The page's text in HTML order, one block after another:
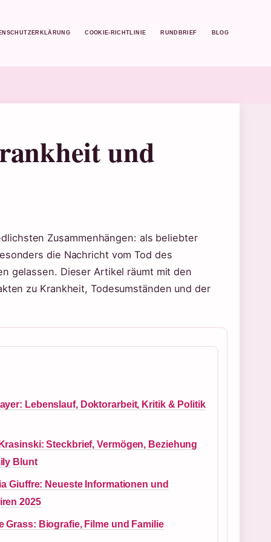
COOKIE-RICHTLINIE RUNDBRIEF BLOG
und
Zusammenhängen: als beliebter
die Nachricht vom Tod des
gelassen. Dieser Artikel räumt mit den
zu Krankheit, Todesumständen und der
Lebenslauf, Doktorarbeit, Kritik & Politik
Steckbrief, Vermögen, Beziehung
Blunt
Giuffre: Neueste Informationen und
2025
Grass: Biografie, Filme und Familie